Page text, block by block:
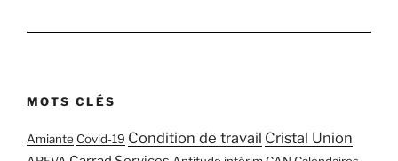
MOTS CLÉS
Amiante Covid-19 Condition de travail Cristal Union